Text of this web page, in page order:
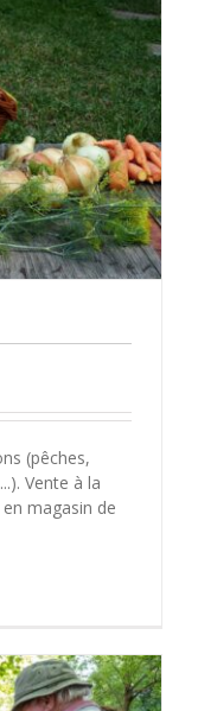
(pêches,
Vente à la
magasin de